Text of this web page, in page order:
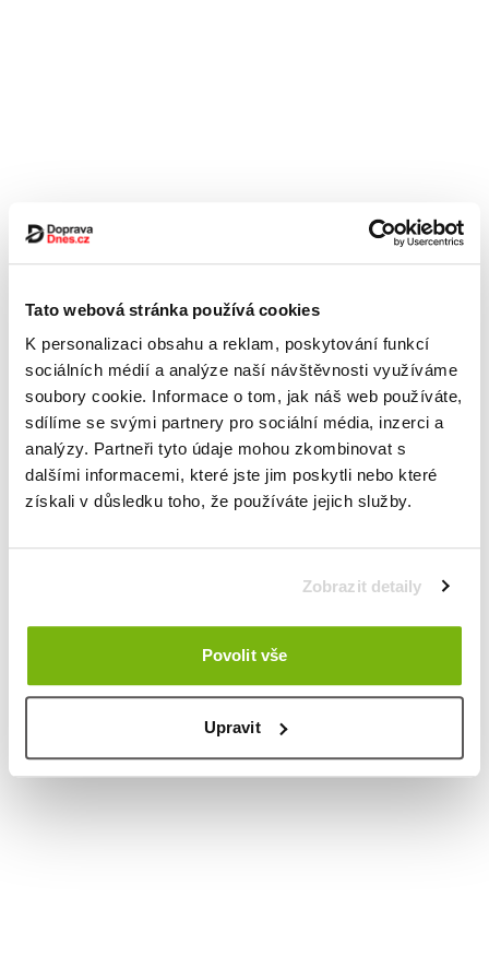
Tato webová stránka používá cookies
K personalizaci obsahu a reklam, poskytování funkcí
sociálních médií a analýze naší návštěvnosti využíváme
soubory cookie. Informace o tom, jak náš web používáte,
sdílíme se svými partnery pro sociální média, inzerci a
analýzy. Partneři tyto údaje mohou zkombinovat s
dalšími informacemi, které jste jim poskytli nebo které
získali v důsledku toho, že používáte jejich služby.
Zobrazit detaily
Povolit vše
Upravit